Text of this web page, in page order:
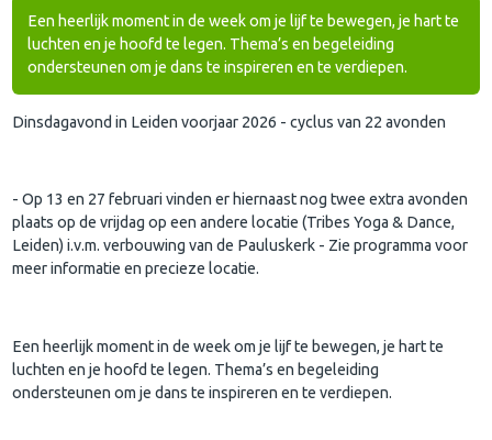
Een heerlijk moment in de week om je lijf te bewegen, je hart te
luchten en je hoofd te legen. Thema’s en begeleiding
ondersteunen om je dans te inspireren en te verdiepen.
Dinsdagavond in Leiden voorjaar 2026 - cyclus van 22 avonden
- Op 13 en 27 februari vinden er hiernaast nog twee extra avonden
plaats op de vrijdag op een andere locatie (Tribes Yoga & Dance,
Leiden) i.v.m. verbouwing van de Pauluskerk - Zie programma voor
meer informatie en precieze locatie.
Een heerlijk moment in de week om je lijf te bewegen, je hart te
luchten en je hoofd te legen. Thema’s en begeleiding
ondersteunen om je dans te inspireren en te verdiepen.